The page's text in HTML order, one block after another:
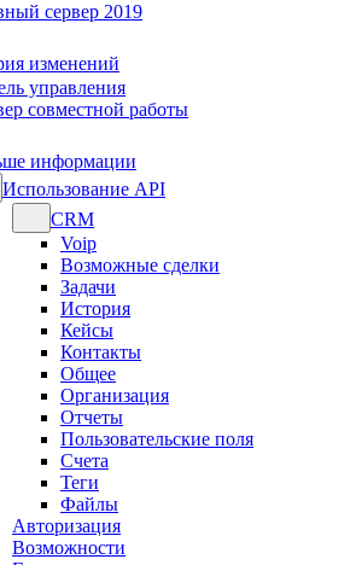
сервер 2019
изменений
управления
совместной работы
информации
Использование API
CRM
Voip
Возможные сделки
Задачи
История
Кейсы
Контакты
Общее
Организация
Отчеты
Пользовательские поля
Счета
Теги
Файлы
Авторизация
Возможности